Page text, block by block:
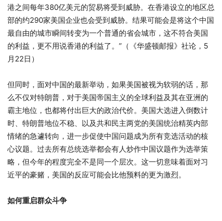
港之间每年380亿美元的贸易将受到威胁。在香港设立的地区总
部的约290家美国企业也会受到威胁。结果可能会是将这个中国
最自由的城市瞬间转变为一个普通的省会城市，这不符合美国
的利益，更不用说香港的利益了。”（《华盛顿邮报》社论，5
月22日）
但同时，面对中国的最新举动，如果美国被视为软弱的话，那
么不仅对特朗普，对于美国帝国主义的全球利益及其在亚洲的
霸主地位，也都将付出巨大的政治代价。美国大选进入倒数计
时、特朗普地位不稳、以及共和民主两党的美国统治精英内部
情绪的急遽转向，进一步促使中国问题成为所有竞选活动的核
心议题。过去所有总统选举都会有人炒作中国议题作为选举策
略，但今年的程度完全不是同一个层次。这一切意味着面对习
近平的豪赌，美国的反应可能会比他预料的更为激烈。
如何重启群众斗争